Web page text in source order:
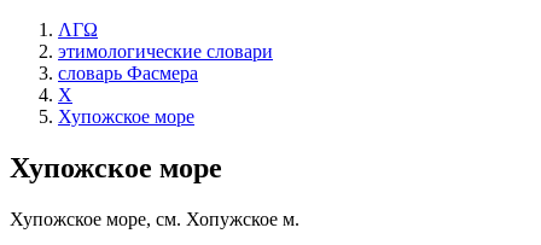
ΛΓΩ
этимологические словари
словарь Фасмера
Х
Хупожское море
Хупожское море
Хупожское море, см. Хопужское м.